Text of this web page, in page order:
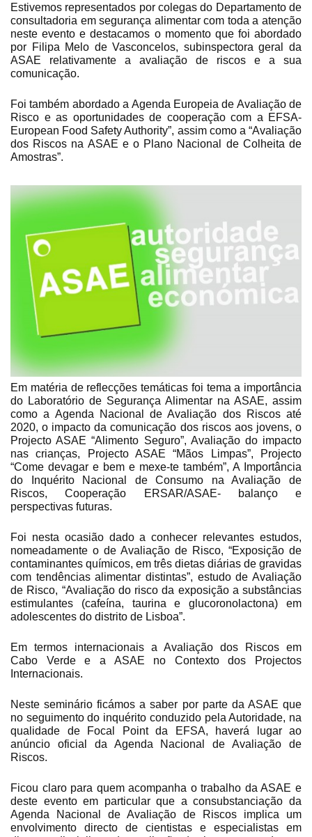
Estivemos representados por colegas do Departamento de
consultadoria em segurança alimentar com toda a atenção
neste evento e destacamos o momento que foi abordado
por Filipa Melo de Vasconcelos, subinspectora geral da
ASAE relativamente a avaliação de riscos e a sua
comunicação.
Foi também abordado a Agenda Europeia de Avaliação de
Risco e as oportunidades de cooperação com a EFSA-
European Food Safety Authority”, assim como a “Avaliação
dos Riscos na ASAE e o Plano Nacional de Colheita de
Amostras”.
Em matéria de reflecções temáticas foi tema a importância
do Laboratório de Segurança Alimentar na ASAE, assim
como a Agenda Nacional de Avaliação dos Riscos até
2020, o impacto da comunicação dos riscos aos jovens, o
Projecto ASAE “Alimento Seguro”, Avaliação do impacto
nas crianças, Projecto ASAE “Mãos Limpas”, Projecto
“Come devagar e bem e mexe-te também”, A Importância
do Inquérito Nacional de Consumo na Avaliação de
Riscos, Cooperação ERSAR/ASAE- balanço e
perspectivas futuras.
Foi nesta ocasião dado a conhecer relevantes estudos,
nomeadamente o de Avaliação de Risco, “Exposição de
contaminantes químicos, em três dietas diárias de gravidas
com tendências alimentar distintas”, estudo de Avaliação
de Risco, “Avaliação do risco da exposição a substâncias
estimulantes (cafeína, taurina e glucoronolactona) em
adolescentes do distrito de Lisboa”.
Em termos internacionais a Avaliação dos Riscos em
Cabo Verde e a ASAE no Contexto dos Projectos
Internacionais.
Neste seminário ficámos a saber por parte da ASAE que
no seguimento do inquérito conduzido pela Autoridade, na
qualidade de Focal Point da EFSA, haverá lugar ao
anúncio oficial da Agenda Nacional de Avaliação de
Riscos.
Ficou claro para quem acompanha o trabalho da ASAE e
deste evento em particular que a consubstanciação da
Agenda Nacional de Avaliação de Riscos implica um
envolvimento directo de cientistas e especialistas em